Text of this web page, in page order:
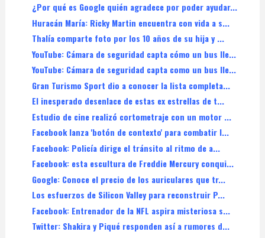
¿Por qué es Google quién agradece por poder ayudar...
Huracán María: Ricky Martin encuentra con vida a s...
Thalía comparte foto por los 10 años de su hija y ...
YouTube: Cámara de seguridad capta cómo un bus lle...
YouTube: Cámara de seguridad capta como un bus lle...
Gran Turismo Sport dio a conocer la lista completa...
El inesperado desenlace de estas ex estrellas de t...
Estudio de cine realizó cortometraje con un motor ...
Facebook lanza 'botón de contexto' para combatir l...
Facebook: Policía dirige el tránsito al ritmo de a...
Facebook: esta escultura de Freddie Mercury conqui...
Google: Conoce el precio de los auriculares que tr...
Los esfuerzos de Silicon Valley para reconstruir P...
Facebook: Entrenador de la NFL aspira misteriosa s...
Twitter: Shakira y Piqué responden así a rumores d...